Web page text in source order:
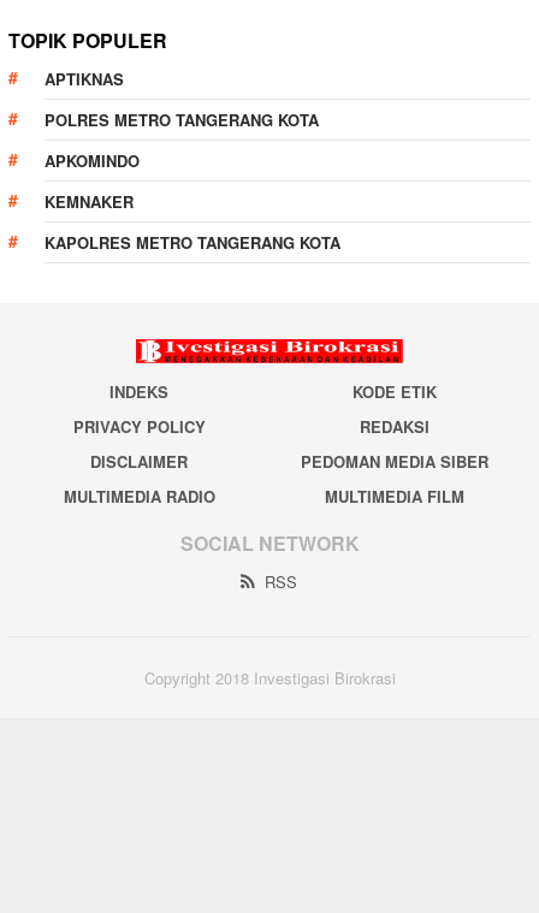
TOPIK POPULER
APTIKNAS
POLRES METRO TANGERANG KOTA
APKOMINDO
KEMNAKER
KAPOLRES METRO TANGERANG KOTA
INDEKS
KODE ETIK
PRIVACY POLICY
REDAKSI
DISCLAIMER
PEDOMAN MEDIA SIBER
MULTIMEDIA RADIO
MULTIMEDIA FILM
SOCIAL NETWORK
RSS
Copyright 2018 Investigasi Birokrasi